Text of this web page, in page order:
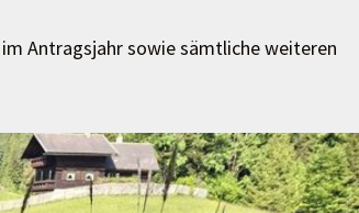
im Antragsjahr sowie sämtliche weiteren